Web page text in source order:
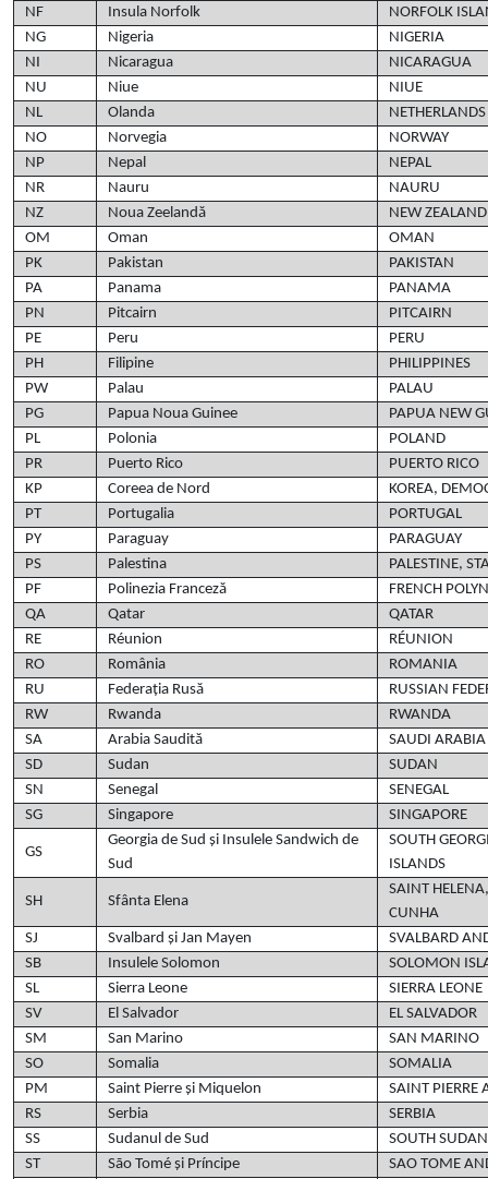
NF Insula Norfolk
NORFOLK
NG
Nigeria
NIGERIA
NI
Nicaragua
NICARAGUA
NU
Niue
NIUE
NL
Olanda
NETHERLANDS
NO
Norvegia
NORWAY
NP
Nepal
NEPAL
NR
Nauru
NAURU
NZ
Noua Zeelandă
NEW ZEALAND
OM
Oman
OMAN
PK
Pakistan
PAKISTAN
PA
Panama
PANAMA
PN
Pitcairn
PITCAIRN
PE
Peru
PERU
PH
Filipine
PHILIPPINES
PW
Palau
PALAU
PG
Papua Noua Guinee
PAPUA NEW
PL
Polonia
POLAND
PR
Puerto Rico
PUERTO RICO
KP
Coreea de Nord
KOREA,
PT
Portugalia
PORTUGAL
PY
Paraguay
PARAGUAY
PS
Palestina
PALESTINE,
PF
Polinezia Franceză
FRENCH
QA
Qatar
QATAR
RE
Réunion
RÉUNION
RO
România
ROMANIA
RU
Federația Rusă
RUSSIAN
RW
Rwanda
RWANDA
SA
Arabia Saudită
SAUDI ARABIA
SD
Sudan
SUDAN
SN
Senegal
SENEGAL
SG
Singapore SINGAPORE
GS
Georgia de Sud și Insulele Sandwich de
Sud
SOUTH
ISLANDS
SH Sfânta Elena
SAINT
CUNHA
SJ
Svalbard și Jan Mayen
SVALBARD
SB
Insulele Solomon
SOLOMON
SL
Sierra Leone
SIERRA LEONE
SV
El Salvador
EL SALVADOR
SM
San Marino
SAN MARINO
SO
Somalia
SOMALIA
PM
Saint Pierre și Miquelon
SAINT PIERRE
RS
Serbia
SERBIA
SS
Sudanul de Sud
SOUTH SUDAN
ST
São Tomé și Príncipe
SAO TOME